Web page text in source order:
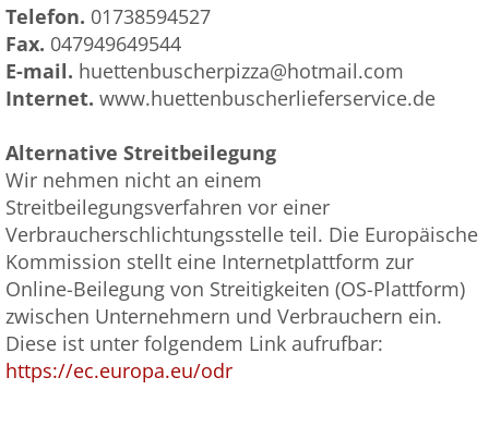
Telefon. 01738594527
Fax. 047949649544
E-mail. huettenbuscherpizza@hotmail.com
Internet. www.huettenbuscherlieferservice.de
Alternative Streitbeilegung
Wir nehmen nicht an einem
Streitbeilegungsverfahren vor einer
Verbraucherschlichtungsstelle teil. Die Europäische
Kommission stellt eine Internetplattform zur
Online-Beilegung von Streitigkeiten (OS-Plattform)
zwischen Unternehmern und Verbrauchern ein.
Diese ist unter folgendem Link aufrufbar:
https://ec.europa.eu/odr